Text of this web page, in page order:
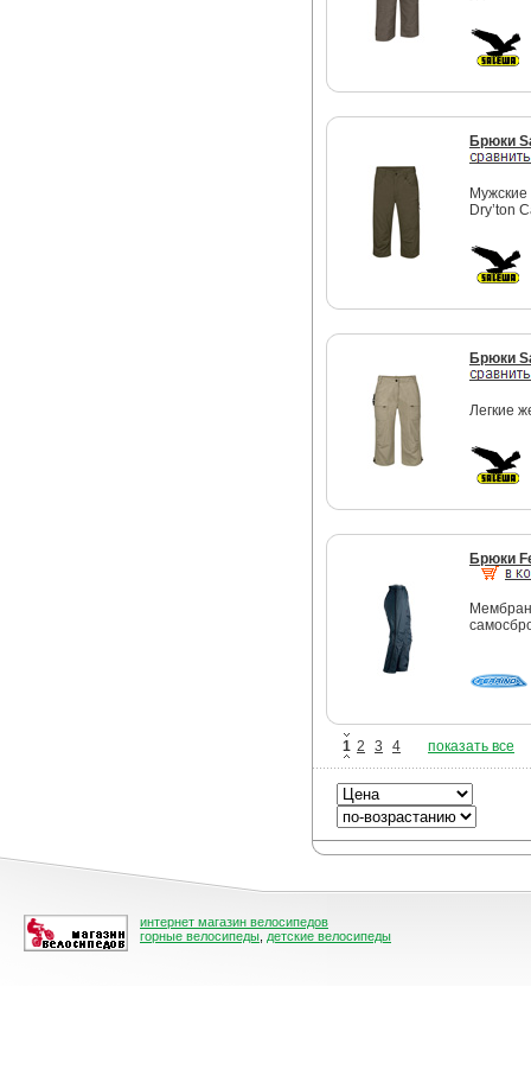
Брюки
Dry’ton
Брюки
Легкие
Брюки
1 2 3 4 показать все
интернет магазин велосипедов
горные велосипеды детские велосипеды